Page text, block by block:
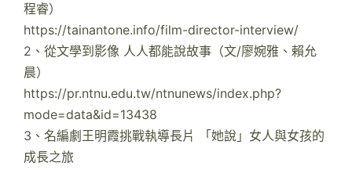
程睿）
https://tainantone.info/film-director-interview/
2、從文學到影像 人人都能說故事（文/廖婉雅、賴允
晨）
https://pr.ntnu.edu.tw/ntnunews/index.php?
mode=data&id=13438
3、名編劇王明霞挑戰執導長片 「她說」女人與女孩的
成長之旅